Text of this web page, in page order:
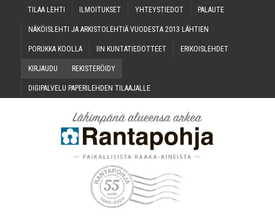
TILAA LEH­TI ILMOI­TUK­SET YHTEYS­TIE­DOT PALAU­TE
NÄKÖIS­LEH­TI JA ARKIS­TO­LEH­TIÄ VUO­DES­TA 2013 LÄHTIEN
PORUK­KA KOOLLA IIN KUN­TA­TIE­DOT­TEET ERI­KOIS­LEH­DET
KIR­JAU­DU REKIS­TE­RÖI­DY
DIGI­PAL­VE­LU PAPE­RI­LEH­DEN TILAAJALLE